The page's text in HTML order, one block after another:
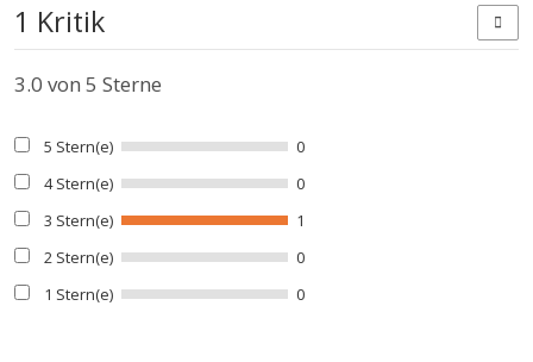
1 Kritik
3.0 von 5 Sterne
5 Stern(e)
0
4 Stern(e)
0
3 Stern(e)
1
2 Stern(e)
0
1 Stern(e)
0